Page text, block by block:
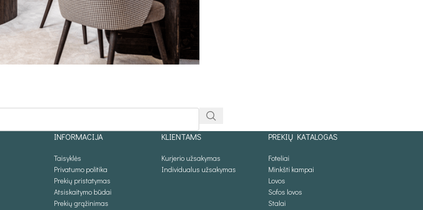
INFORMACIJA
Taisyklės
Privatumo politika
Prekių pristatymas
Atsiskaitymo būdai
Prekių grąžinimas
KLIENTAMS
Kurjerio užsakymas
Individualus užsakymas
PREKIŲ KATALOGAS
Foteliai
Minkšti kampai
Lovos
Sofos lovos
Stalai